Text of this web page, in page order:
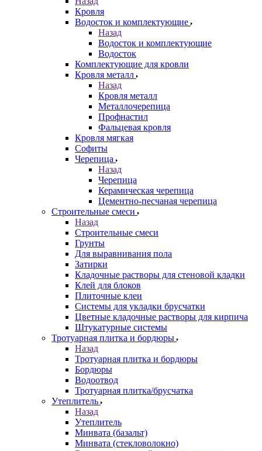
Кровля
Водосток и комплектующие
Назад
Водосток и комплектующие
Водосток
Комплектующие для кровли
Кровля металл
Назад
Кровля металл
Металлочерепица
Профнастил
Фальцевая кровля
Кровля мягкая
Софиты
Черепица
Назад
Черепица
Керамическая черепица
Цементно-песчаная черепица
Строительные смеси
Назад
Строительные смеси
Грунты
Для выравнивания пола
Затирки
Кладочные растворы для стеновой кладки
Клей для блоков
Плиточные клеи
Системы для укладки брусчатки
Цветные кладочные растворы для кирпича
Штукатурные системы
Тротуарная плитка и бордюры
Назад
Тротуарная плитка и бордюры
Бордюры
Водоотвод
Тротуарная плитка/брусчатка
Утеплитель
Назад
Утеплитель
Минвата (базальт)
Минвата (стекловолокно)